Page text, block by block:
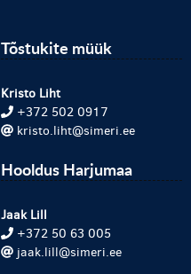
Tõstukite müük
Kristo Liht
+372 502 0917
kristo.liht@simeri.ee
Hooldus Harjumaa
Jaak Lill
+372 50 63 005
jaak.lill@simeri.ee